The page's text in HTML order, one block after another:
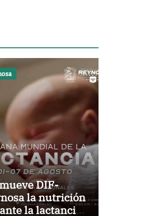
DIF-
la nutrición
la lactancia